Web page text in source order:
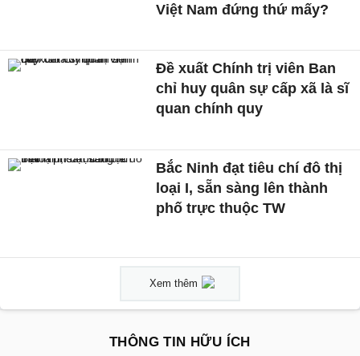
Việt Nam đứng thứ mấy?
Đề xuất Chính trị viên Ban
chỉ huy quân sự cấp xã là sĩ
quan chính quy
Bắc Ninh đạt tiêu chí đô thị
loại I, sẵn sàng lên thành
phố trực thuộc TW
Xem thêm
THÔNG TIN HỮU ÍCH